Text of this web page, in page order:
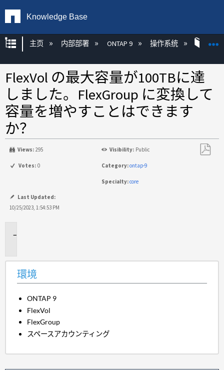
Knowledge Base
扩展/隐缩全局层次
主页 内部部署 ONTAP 9 操作系统
FlexVol の最大容量が100TBに達
しました。FlexGroup に変換して
容量を増やすことはできます
か？
Views: 295 Visibility: Public
Votes: 0 Category:ontap-9
Specialty:core
Last Updated:
10/25/2023, 1:54:53 PM
環境
ONTAP 9
FlexVol
FlexGroup
スペースアカウンティング